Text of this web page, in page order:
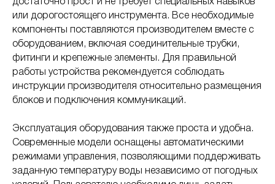
достаточно прост и не требует специальных навыков
или дорогостоящего инструмента. Все необходимые
компоненты поставляются производителем вместе с
оборудованием, включая соединительные трубки,
фитинги и крепежные элементы. Для правильной
работы устройства рекомендуется соблюдать
инструкции производителя относительно размещения
блоков и подключения коммуникаций.
Эксплуатация оборудования также проста и удобна.
Современные модели оснащены автоматическими
режимами управления, позволяющими поддерживать
заданную температуру воды независимо от погодных